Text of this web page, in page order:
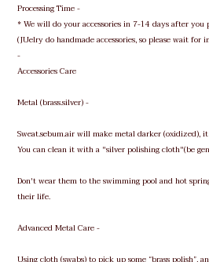
Processing Time -
* We will do your accessories in 7-14 days after you
(JUelry do handmade accessories, so please wait for
-
Accessories Care
Metal (brass.silver) -
Sweat.sebum.air will make metal darker (oxidized),
You can clean it with a "silver polishing cloth"(be
Don't wear them to the swimming pool and hot
their life.
Advanced Metal Care -
Using cloth (swabs) to pick up some “brass polish”,